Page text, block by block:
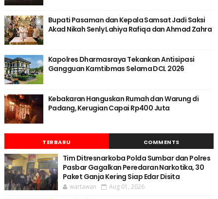
Bupati Pasaman dan Kepala Samsat Jadi Saksi
Akad Nikah Senly Lahiya Rafiqa dan Ahmad Zahra
Kapolres Dharmasraya Tekankan Antisipasi
Gangguan Kamtibmas Selama DCL 2026
Kebakaran Hanguskan Rumah dan Warung di
Padang, Kerugian Capai Rp400 Juta
TERBARU COMMENTS
Tim Ditresnarkoba Polda Sumbar dan Polres
Pasbar Gagalkan Peredaran Narkotika, 30
Paket Ganja Kering Siap Edar Disita
wartawan Aug 01, 2026